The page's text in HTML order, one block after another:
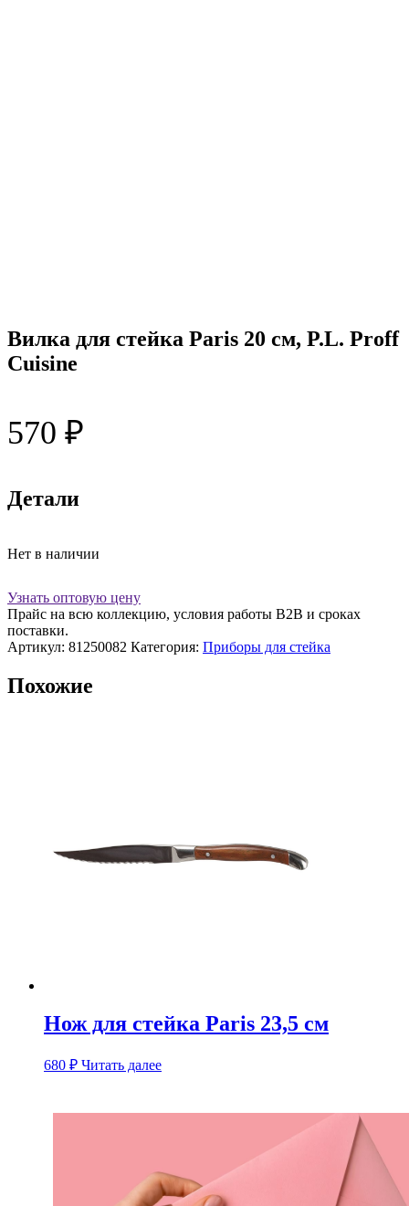
Вилка для стейка Paris 20 см, P.L. Proff
Cuisine
570 ₽
Детали
Нет в наличии
Узнать оптовую цену
Прайс на всю коллекцию, условия работы В2В и сроках
поставки.
Артикул: 81250082 Категория: Приборы для стейка
Похожие
Нож для стейка Paris 23,5 см
680 ₽ Читать далее